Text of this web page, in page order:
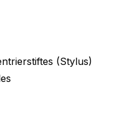
(Stylus)